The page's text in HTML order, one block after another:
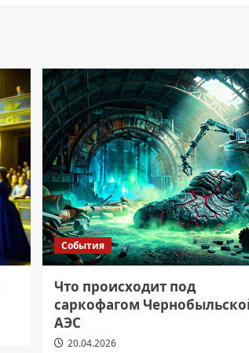
События
Что происходит под
саркофагом
АЭС
20.04.2026